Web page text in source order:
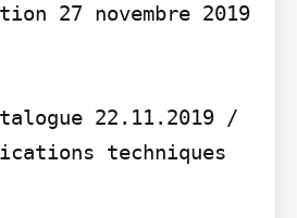
27 novembre 2019
22.11.2019 /
techniques